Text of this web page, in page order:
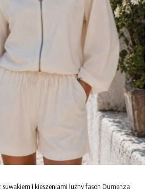
i kieszeniami luźny fason Dumenza